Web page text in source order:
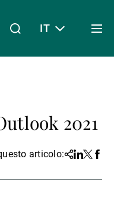
IT
2021
articolo:Share
Linkedin
Twitter